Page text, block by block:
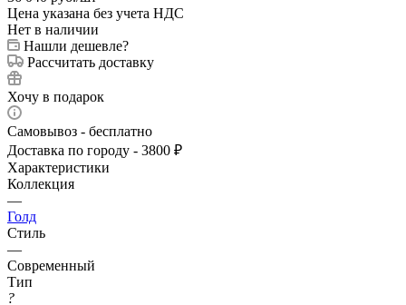
Цена указана без учета НДС
Нет в наличии
Нашли дешевле?
Рассчитать доставку
Хочу в подарок
Самовывоз - бесплатно
Доставка по городу - 3800 ₽
Характеристики
Коллекция
—
Голд
Стиль
—
Современный
Тип
?